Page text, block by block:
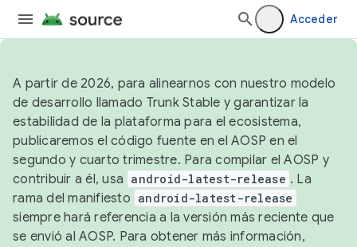
Acceder
A partir de 2026, para alinearnos con nuestro modelo
de desarrollo llamado Trunk Stable y garantizar la
estabilidad de la plataforma para el ecosistema,
publicaremos el código fuente en el AOSP en el
segundo y cuarto trimestre. Para compilar el AOSP y
contribuir a él, usa android-latest-release . La
rama del manifiesto android-latest-release
siempre hará referencia a la versión más reciente que
se envió al AOSP. Para obtener más información,